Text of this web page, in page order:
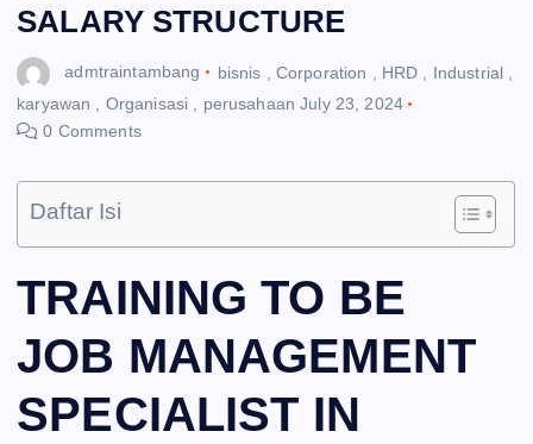
SALARY STRUCTURE
admtraintambang bisnis Corporation HRD Industrial
karyawan
Organisasi perusahaan July 23, 2024
0 Comments
Daftar Isi
TRAINING TO BE
JOB MANAGEMENT
SPECIALIST IN